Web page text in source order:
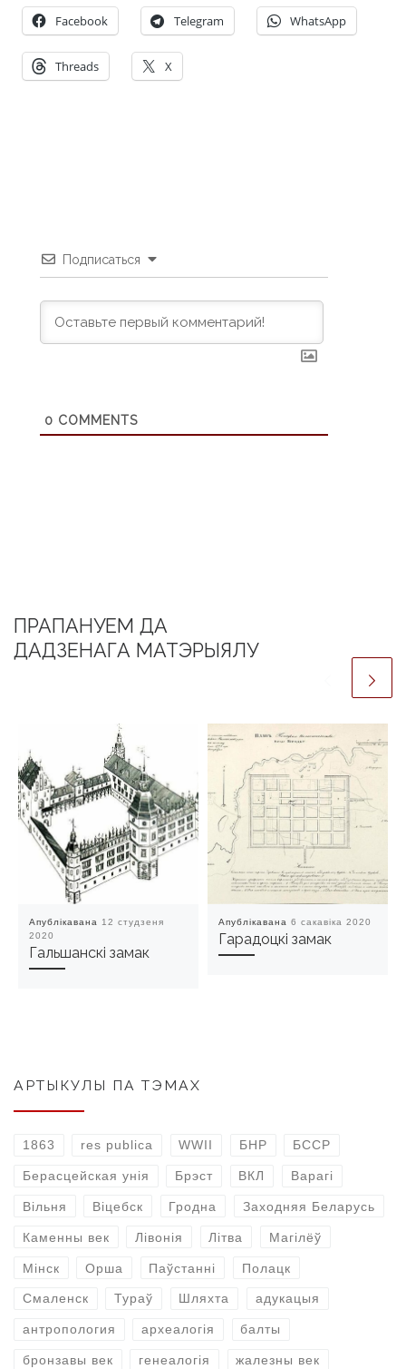
Facebook Telegram WhatsApp
Threads X
Подписаться
0 COMMENTS
ПРАПАНУЕМ ДА
ДАДЗЕНАГА МАТЭРЫЯЛУ
Апублікавана
12 студзеня
2020
Гальшанскі замак
Апублікавана 6 сакавіка 2020
Гарадоцкі замак
АРТЫКУЛЫ ПА ТЭМАХ
1863 res publica WWII БНР БССР
Берасцейская унія Брэст ВКЛ Варагі
Вільня Віцебск Гродна Заходняя Беларусь
Каменны век Лівонія Літва Магілёў
Мінск Орша Паўстанні Полацк
Смаленск Тураў Шляхта адукацыя
антропология археалогія балты
бронзавы век генеалогія жалезны век